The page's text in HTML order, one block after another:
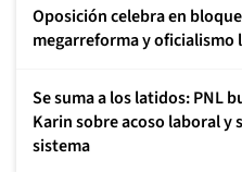
Oposición celebra en
megarreforma y oficialismo
Se suma a los latidos: PNL
Karin sobre acoso laboral
sistema